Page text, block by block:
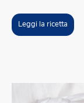
Leggi la ricetta